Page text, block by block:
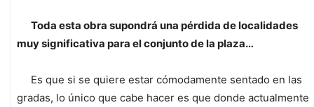
Toda esta obra supondrá una pérdida de localidades
muy significativa para el conjunto de la plaza…
Es que si se quiere estar cómodamente sentado en las
gradas, lo único que cabe hacer es que donde actualmente